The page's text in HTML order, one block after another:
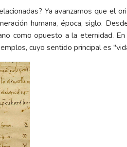
Ya avanzamos que el
humana, época, siglo.
como opuesto a la eternidad.
cuyo sentido principal es